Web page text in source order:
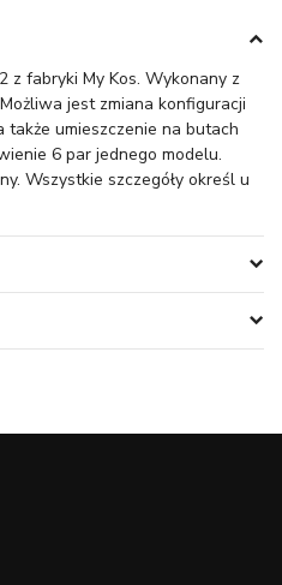
z fabryki My Kos. Wykonany z
jest zmiana konfiguracji
umieszczenie na butach
6 par jednego modelu.
Wszystkie szczegóły określ u